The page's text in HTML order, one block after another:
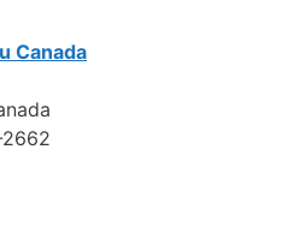
Canada